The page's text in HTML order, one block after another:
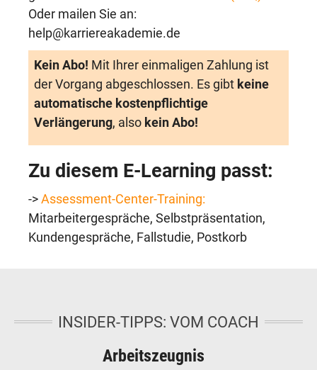
Oder mailen Sie an:
help@karriereakademie.de
Kein Abo! Mit Ihrer einmaligen Zahlung ist
der Vorgang abgeschlossen. Es gibt keine
automatische kostenpflichtige
Verlängerung, also kein Abo!
Zu diesem E-Learning passt:
-> Assessment-Center-Training:
Mitarbeitergespräche, Selbstpräsentation,
Kundengespräche, Fallstudie, Postkorb
INSIDER-TIPPS: VOM COACH
Arbeitszeugnis